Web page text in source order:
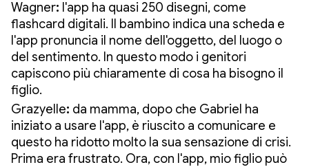
Wagner: l'app ha quasi 250 disegni, come
flashcard digitali. Il bambino indica una scheda e
l'app pronuncia il nome dell'oggetto, del luogo o
del sentimento. In questo modo i genitori
capiscono più chiaramente di cosa ha bisogno il
figlio.
Grazyelle: da mamma, dopo che Gabriel ha
iniziato a usare l'app, è riuscito a comunicare e
questo ha ridotto molto la sua sensazione di crisi.
Prima era frustrato. Ora, con l'app, mio figlio può